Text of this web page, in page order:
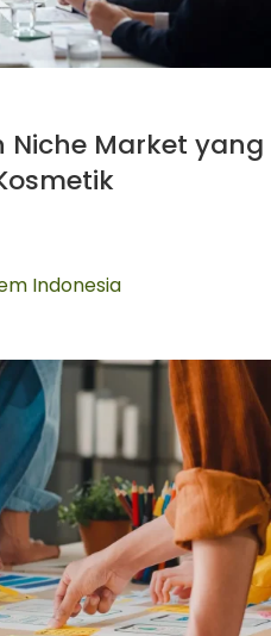
Market yang
Indonesia